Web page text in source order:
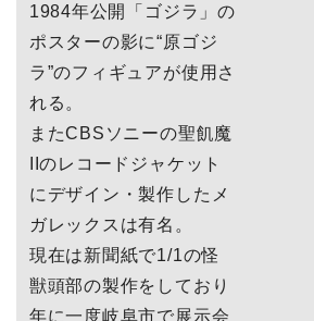
1984年公開「ゴジラ」の
ポスターの影に“原ゴジ
ラ”のフィギュアが使用さ
れる。
またCBSソニーの聖飢魔
IIのレコードジャケット
にデザイン・製作したメ
ガレックスは有名。
現在は新聞紙で1/1の怪
獣頭部の製作をしており
年に一度岐阜市で展示会